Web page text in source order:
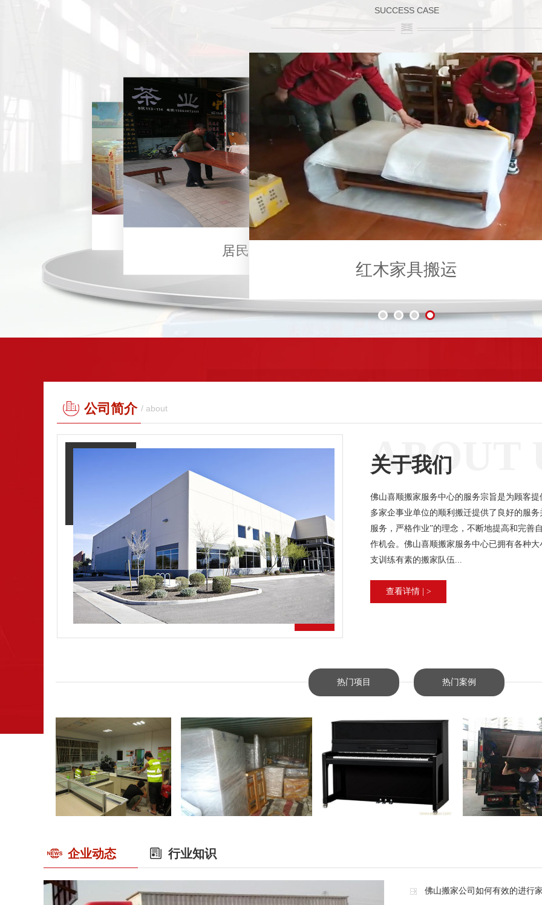
SUCCESS CASE
企业搬迁
红木家具搬运
工厂设备搬迁
公司简介 / about
ABOUT
关于我们
佛山喜顺搬家服务中心的服务宗旨是为顾客
多家企事业单位的顺利搬迁提供了良好的服
服务，严格作业”的理念，不断地提高和完善
作机会。佛山喜顺搬家服务中心已拥有各种
支训练有素的搬家队伍...
查看详情 | >
热门项目 热门案例
企业动态 行业知识
佛山搬家公司如何有效的进行